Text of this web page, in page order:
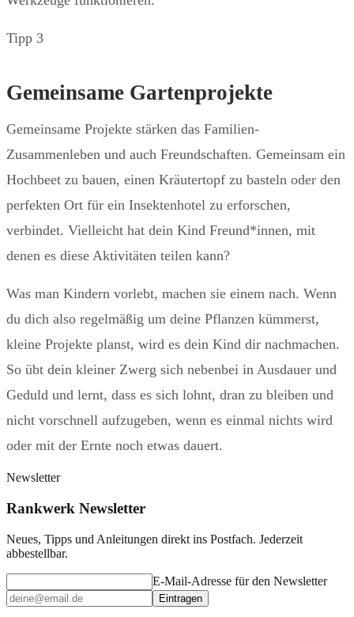
Tipp 3
Gemeinsame Gartenprojekte
Gemeinsame Projekte stärken das Familien-
Zusammenleben und auch Freundschaften. Gemeinsam ein
Hochbeet zu bauen, einen Kräutertopf zu basteln oder den
perfekten Ort für ein Insektenhotel zu erforschen,
verbindet. Vielleicht hat dein Kind Freund*innen, mit
denen es diese Aktivitäten teilen kann?
Was man Kindern vorlebt, machen sie einem nach. Wenn
du dich also regelmäßig um deine Pflanzen kümmerst,
kleine Projekte planst, wird es dein Kind dir nachmachen.
So übt dein kleiner Zwerg sich nebenbei in Ausdauer und
Geduld und lernt, dass es sich lohnt, dran zu bleiben und
nicht vorschnell aufzugeben, wenn es einmal nichts wird
oder mit der Ernte noch etwas dauert.
Newsletter
Rankwerk Newsletter
Neues, Tipps und Anleitungen direkt ins Postfach. Jederzeit
abbestellbar.
E-Mail-Adresse für den Newsletter
Eintragen